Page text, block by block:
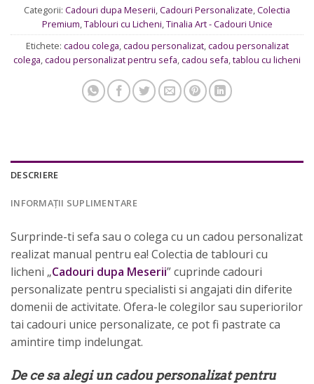
Categorii: Cadouri dupa Meserii,Cadouri Personalizate,Colectia
Premium,Tablouri cu Licheni,Tinalia Art - Cadouri Unice
Etichete: cadou colega,cadou personalizat,cadou personalizat
colega,cadou personalizat pentru sefa,cadou sefa,tablou cu licheni
DESCRIERE
INFORMAȚII SUPLIMENTARE
Surprinde-ti sefa sau o colega cu un cadou personalizat
realizat manual pentru ea! Colectia de tablouri cu
licheni „Cadouri dupa Meserii” cuprinde cadouri
personalizate pentru specialisti si angajati din diferite
domenii de activitate. Ofera-le colegilor sau superiorilor
tai cadouri unice personalizate, ce pot fi pastrate ca
amintire timp indelungat.
De ce sa alegi un cadou personalizat pentru